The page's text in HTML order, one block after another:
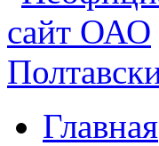
Главная